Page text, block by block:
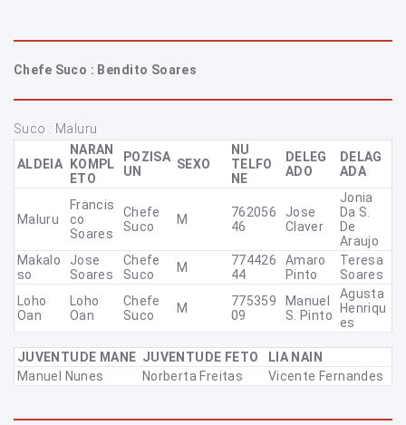
Chefe Suco : Bendito Soares
Suco : Maluru
ALDEIA
NARAN
KOMPL
ETO
POZISA
UN
SEXO
NU
TELFO
NE
DELEG
ADO
DELAG
ADA
Maluru
Francis
Co
Soares
Chefe
Suco
M
762056
46
Jose
Claver
Jonia
Da S.
De
Araujo
Makalo
So
Jose
Soares
Chefe
Suco
M
774426
44
Amaro
Pinto
Teresa
Soares
Loho
Oan
Loho
Oan
Chefe
Suco
M
775359
09
Manuel
S. Pinto
Agusta
Henriqu
Es
JUVENTUDE MANE JUVENTUDE FETO
LIA NAIN
Manuel Nunes
Norberta Freitas Vicente Fernandes